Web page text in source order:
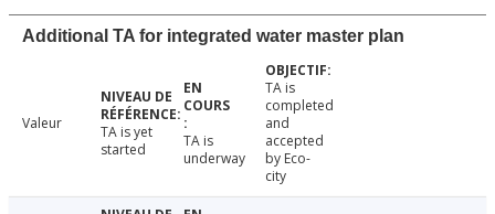
Additional TA for integrated water master plan
Valeur
TA is yet
started
TA is
underway
TA is
completed
and
accepted
by Eco-
city